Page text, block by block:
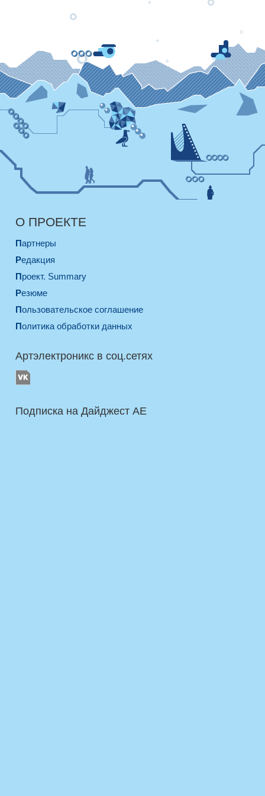
О ПРОЕКТЕ
Партнеры
Редакция
Проект. Summary
Резюме
Пользовательское соглашение
Политика обработки данных
Артэлектроникс в соц.сетях
Подписка на Дайджест AE